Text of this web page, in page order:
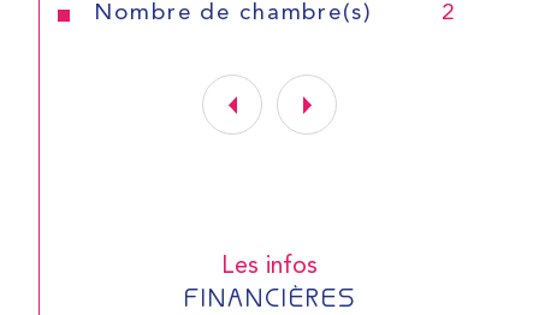
Nombre de chambre(s) 2
Les infos
FINANCIÈRES